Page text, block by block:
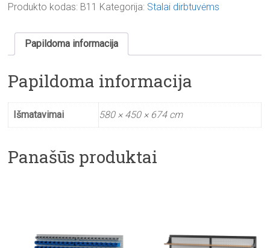
Produkto kodas: B11 Kategorija: Stalai dirbtuvėms
Papildoma informacija
Papildoma informacija
Išmatavimai 580 × 450 × 674 cm
Panašūs produktai